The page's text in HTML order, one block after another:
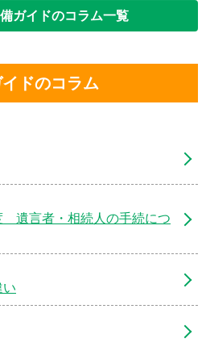
ガイドのコラム一覧
ドのコラム
遺言者・相続人の手続につ
い